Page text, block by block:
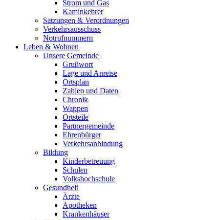
Strom und Gas
Kaminkehrer
Satzungen & Verordnungen
Verkehrsausschuss
Notrufnummern
Leben & Wohnen
Unsere Gemeinde
Grußwort
Lage und Anreise
Ortsplan
Zahlen und Daten
Chronik
Wappen
Ortsteile
Partnergemeinde
Ehrenbürger
Verkehrsanbindung
Bildung
Kinderbetreuung
Schulen
Volkshochschule
Gesundheit
Ärzte
Apotheken
Krankenhäuser